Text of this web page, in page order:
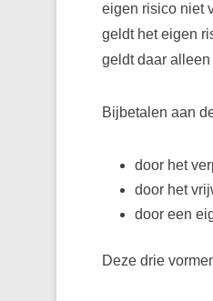
eigen risico niet
geldt het eigen
geldt daar
Bijbetalen aan
door het
door het
door een
Deze drie